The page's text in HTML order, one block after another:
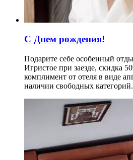
С Днем рождения!
Подарите себе особенный
Игристое при заезде, скидка
комплимент от отеля в виде
наличии свободных категорий.